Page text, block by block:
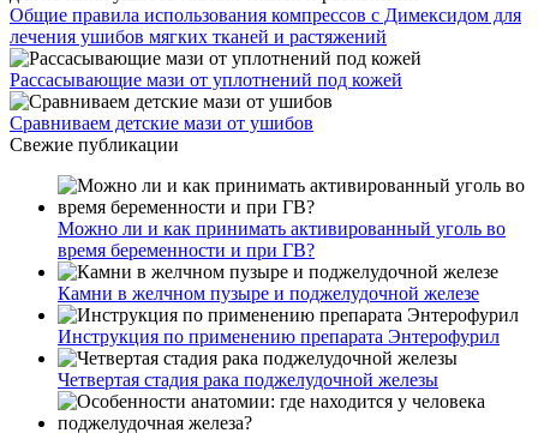
Общие правила использования компрессов с Димексидом для
лечения ушибов мягких тканей и растяжений
Рассасывающие мази от уплотнений под кожей
Сравниваем детские мази от ушибов
Свежие публикации
Можно ли и как принимать активированный уголь во
время беременности и при ГВ?
Камни в желчном пузыре и поджелудочной железе
Инструкция по применению препарата Энтерофурил
Четвертая стадия рака поджелудочной железы